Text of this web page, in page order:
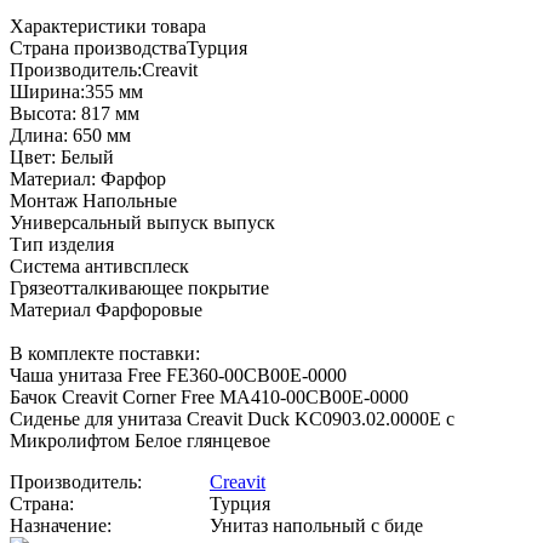
Характеристики товара
Страна производстваТурция
Производитель:Creavit
Ширина:355 мм
Высота: 817 мм
Длина: 650 мм
Цвет: Белый
Материал: Фарфор
Монтаж Напольные
Универсальный выпуск выпуск
Тип изделия
Система антивсплеск
Грязеотталкивающее покрытие
Материал Фарфоровые
В комплекте поставки:
Чаша унитаза Free FE360-00CB00E-0000
Бачок Creavit Corner Free MA410-00CB00E-0000
Сиденье для унитаза Creavit Duck KC0903.02.0000E с
Микролифтом Белое глянцевое
Производитель:
Creavit
Страна:
Турция
Назначение:
Унитаз напольный с биде